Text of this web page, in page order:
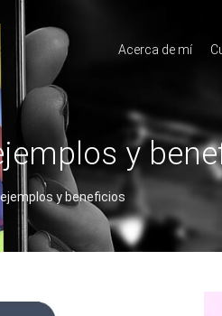
Acerca de mí
y
y beneficios